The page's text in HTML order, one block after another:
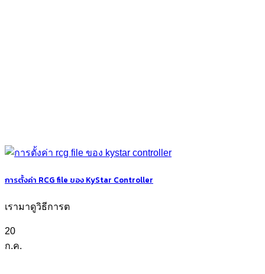
การตั้งค่า RCG file ของ KyStar Controller
เรามาดูวิธีการต
20
ก.ค.